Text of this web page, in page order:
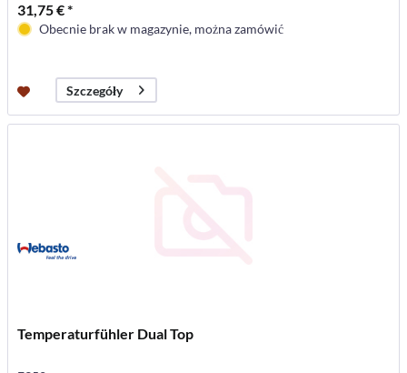
31,75 € *
Obecnie brak w magazynie, można zamówić
Szczegóły
Temperaturfühler Dual Top